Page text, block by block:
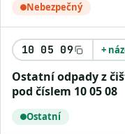
Nebezpečný
10 05 09 +
Ostatní odpady z čištění chladicí vody neuvedené
pod číslem 10 05 08
Ostatní